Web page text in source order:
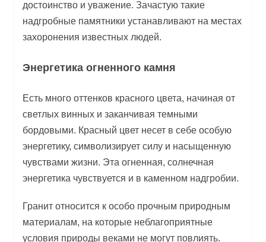
достоинство и уважение. Зачастую такие
надгробные памятники устанавливают на местах
захоронения известных людей.
Энергетика огненного камня
Есть много оттенков красного цвета, начиная от
светлых винных и заканчивая темными
бордовыми. Красный цвет несет в себе особую
энергетику, символизирует силу и насыщенную
чувствами жизни. Эта огненная, солнечная
энергетика чувствуется и в каменном надгробии.
Гранит относится к особо прочным природным
материалам, на которые неблагоприятные
условия природы веками не могут повлиять.